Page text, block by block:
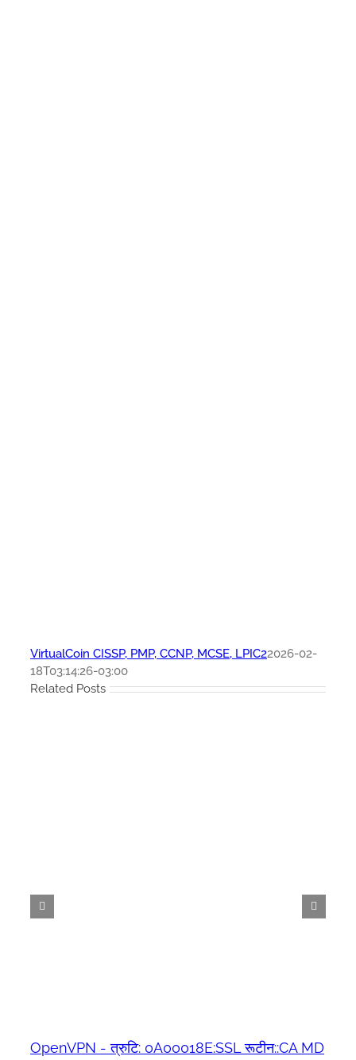
VirtualCoin CISSP, PMP, CCNP, MCSE, LPIC22026-02-
18T03:14:26-03:00
Related Posts
OpenVPN - त्रुटि: 0A00018E:SSL रूटीन::CA MD